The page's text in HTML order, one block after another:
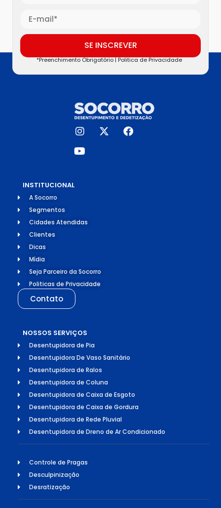
SE INSCREVER
*Preenchimento Obrigatório |Politica de Privacidade
INSTITUCIONAL
A Socorro
Segmentos
Cidades Atendidas
Clientes
Dicas
Mídia
Seja Parceiro da Socorro
Politicas de Privacidade
Contato
NOSSOS SERVIÇOS
Desentupidora de Pia
Desentupidora De Vaso Sanitário
Desentupidora de Ralos
Desentupidora de Coluna
Desentupidora de Caixa de Esgoto
Desentupidora de Caixa de Gordura
Desentupidora de Rede Pluvial
Desentupidora de Dreno de Ar Condicionado
Controle de Pragas
Desculpinização
Desratização